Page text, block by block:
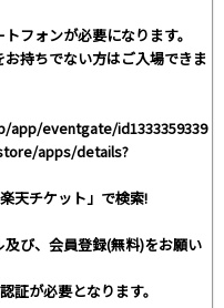
フォンが必要になります。
お持ちでない方はご入場できま
eventgate/id1333359339
apps/details?
天チケット」で検索!
及び、会員登録(無料)をお願い
証が必要となります。